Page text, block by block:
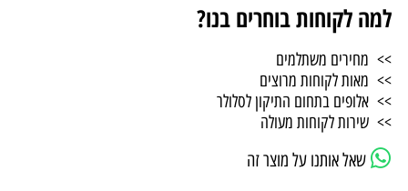
למה לקוחות בוחרים בנו?
>> מחירים משתלמים
>> מאות לקוחות מרוצים
>> אלופים בתחום התיקון לסלולר
>> שירות לקוחות מעולה
שאל אותנו על מוצר זה